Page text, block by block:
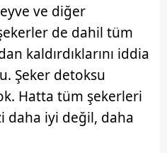
ve diğer
de dahil tüm
kaldırdıklarını iddia
Şeker detoksu
Hatta tüm şekerleri
daha iyi değil, daha